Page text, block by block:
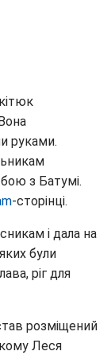
руками.
з Батумі.
-сторінці.
і дала на
були
ріг для
розміщений
Леся